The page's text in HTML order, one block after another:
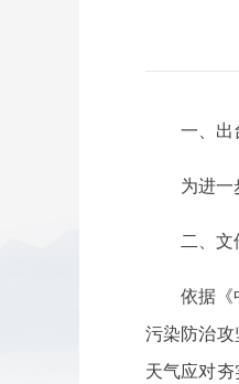
一、出
为进
二、文
依据《
污染防治
天气应对